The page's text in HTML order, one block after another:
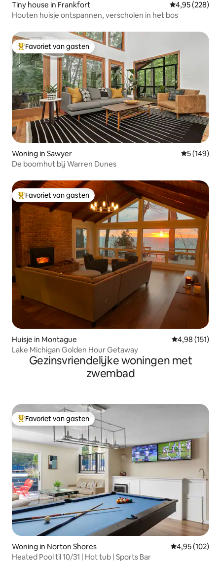
Tiny house in Frankfort Gemiddelde
4,95 (228)
Houten huisje ontspannen, verscholen in het bos
Topfavoriet van gasten
Favoriet van gasten
Woning in Sawyer
5 (149)
De boomhut bij Warren Dunes
Topfavoriet van gasten
Favoriet van gasten
Huisje in Montague Gemiddelde
4,98 (151)
Lake Michigan Golden Hour Getaway
Gezinsvriendelijke woningen met
zwembad
Topfavoriet van gasten
Favoriet van gasten
Woning in Norton Shores Gemiddelde
4,95 (102)
Heated Pool til 10/31 | Hot tub | Sports Bar